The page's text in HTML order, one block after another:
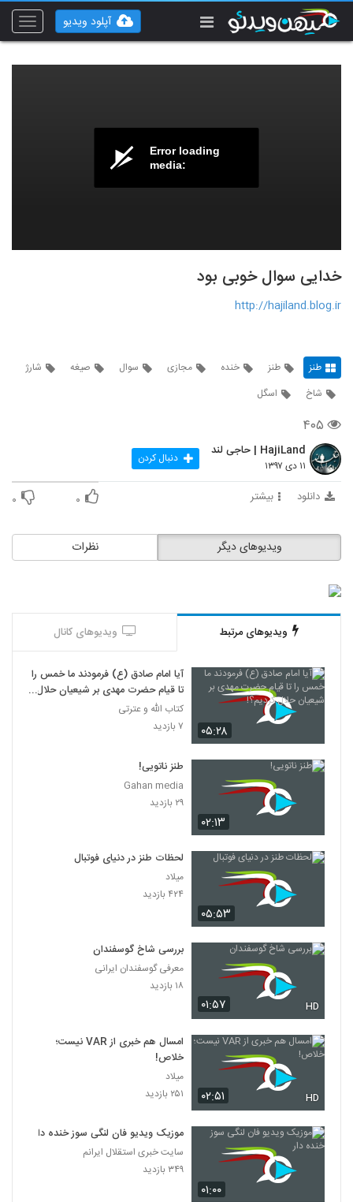
Toggle
آپلود ویدیو
Error loading
media:
خدایی سوال خوبی بود
http://hajiland.blog.ir
طنز طنز خنده مجازی سوال صیغه
شارژ
شاخ
اسگل
۴۰۵
HajiLand | حاجی لند
۱۱ دی ۱۳۹۷ دنبال کردن
دانلود بیشتر ۰ ۰
نظرات ویدیوهای دیگر
ویدیوهای مرتبط ویدیوهای کانال
۰۵:۲۸
آیا امام صادق (ع) فرمودند ما خمس را
تا قیام حضرت مهدی بر شیعیان حلال
کردیم؟!
کتاب الله و عترتی
۷ بازدید
۰۲:۱۳
طنز ناتویی!
Gahan media
۲۹ بازدید
۰۵:۵۳
لحظات طنز در دنیای فوتبال
میلاد
۴۲۴ بازدید
۰۱:۵۷ HD
بررسی شاخ گوسفندان
معرفی گوسفندان ایرانی
۱۸ بازدید
۰۲:۵۱ HD
امسال هم خبری از VAR نیست؛
خلاص!
میلاد
۲۵۱ بازدید
۰۱:۰۰
موزیک ویدیو فان لنگی سوز خنده دار
سایت خبری استقلال ایرانم
۳۴۹ بازدید